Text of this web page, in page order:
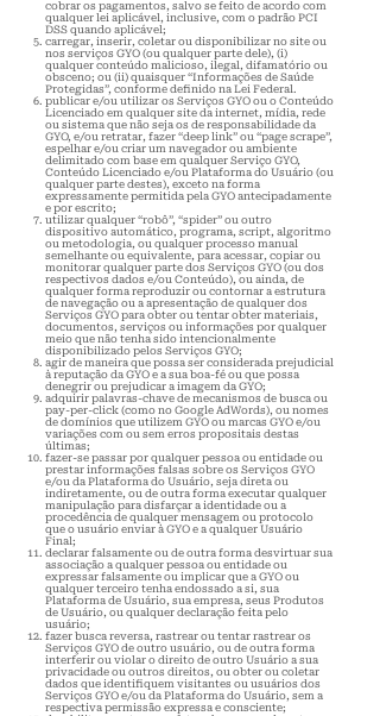
cobrar os pagamentos, salvo se feito de acordo com
qualquer lei aplicável, inclusive, com o padrão PCI
DSS quando aplicável;
carregar, inserir, coletar ou disponibilizar no site ou
nos serviços GYO (ou qualquer parte dele), (i)
qualquer conteúdo malicioso, ilegal, difamatório ou
obsceno; ou (ii) quaisquer “Informações de Saúde
Protegidas”, conforme definido na Lei Federal.
publicar e/ou utilizar os Serviços GYO ou o Conteúdo
Licenciado em qualquer site da internet, mídia, rede
ou sistema que não seja os de responsabilidade da
GYO, e/ou retratar, fazer “deep link” ou “page scrape”,
espelhar e/ou criar um navegador ou ambiente
delimitado com base em qualquer Serviço GYO,
Conteúdo Licenciado e/ou Plataforma do Usuário (ou
qualquer parte destes), exceto na forma
expressamente permitida pela GYO antecipadamente
e por escrito;
utilizar qualquer “robô”, “spider” ou outro
dispositivo automático, programa, script, algoritmo
ou metodologia, ou qualquer processo manual
semelhante ou equivalente, para acessar, copiar ou
monitorar qualquer parte dos Serviços GYO (ou dos
respectivos dados e/ou Conteúdo), ou ainda, de
qualquer forma reproduzir ou contornar a estrutura
de navegação ou a apresentação de qualquer dos
Serviços GYO para obter ou tentar obter materiais,
documentos, serviços ou informações por qualquer
meio que não tenha sido intencionalmente
disponibilizado pelos Serviços GYO;
agir de maneira que possa ser considerada prejudicial
à reputação da GYO e a sua boa-fé ou que possa
denegrir ou prejudicar a imagem da GYO;
adquirir palavras-chave de mecanismos de busca ou
pay-per-click (como no Google AdWords), ou nomes
de domínios que utilizem GYO ou marcas GYO e/ou
variações com ou sem erros propositais destas
últimas;
fazer-se passar por qualquer pessoa ou entidade ou
prestar informações falsas sobre os Serviços GYO
e/ou da Plataforma do Usuário, seja direta ou
indiretamente, ou de outra forma executar qualquer
manipulação para disfarçar a identidade ou a
procedência de qualquer mensagem ou protocolo
que o usuário enviar à GYO e a qualquer Usuário
Final;
declarar falsamente ou de outra forma desvirtuar sua
associação a qualquer pessoa ou entidade ou
expressar falsamente ou implicar que a GYO ou
qualquer terceiro tenha endossado a si, sua
Plataforma de Usuário, sua empresa, seus Produtos
de Usuário, ou qualquer declaração feita pelo
usuário;
fazer busca reversa, rastrear ou tentar rastrear os
Serviços GYO de outro usuário, ou de outra forma
interferir ou violar o direito de outro Usuário a sua
privacidade ou outros direitos, ou obter ou coletar
dados que identifiquem visitantes ou usuários dos
Serviços GYO e/ou da Plataforma do Usuário, sem a
respectiva permissão expressa e consciente;